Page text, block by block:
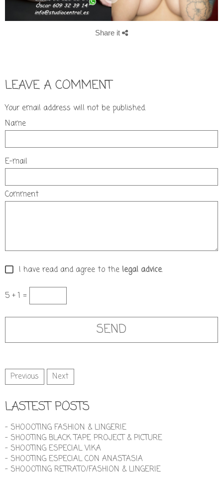
Share it
LEAVE A COMMENT
Your email address will not be published.
Name
E-mail
Comment
I have read and agree to the legal advice.
5 + 1 =
Previous Next
LASTEST POSTS
- SHOOOTING FASHION & LINGERIE
- SHOOTING BLACK TAPE PROJECT & PICTURE
- SHOOTING ESPECIAL VIKA
- SHOOTING ESPECIAL CON ANASTASIA
- SHOOOTING RETRATO/FASHION & LINGERIE